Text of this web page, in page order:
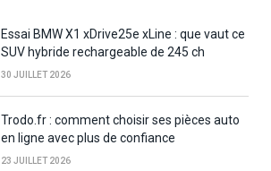
Essai BMW X1 xDrive25e xLine : que vaut ce
SUV hybride rechargeable de 245 ch
30 JUILLET 2026
Trodo.fr : comment choisir ses pièces auto
en ligne avec plus de confiance
23 JUILLET 2026